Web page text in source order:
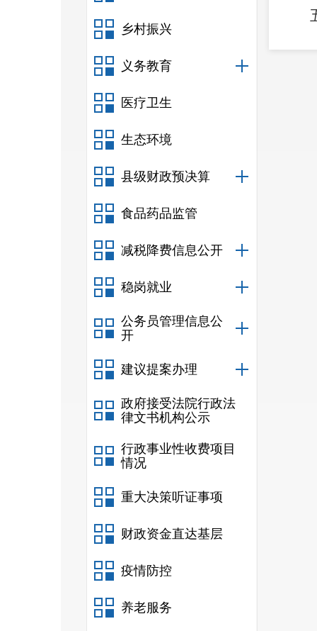
乡村振兴
义务教育
医疗卫生
生态环境
县级财政预决算
食品药品监管
减税降费信息公开
稳岗就业
公务员管理信息公
开
建议提案办理
政府接受法院行政法
律文书机构公示
行政事业性收费项目
情况
重大决策听证事项
财政资金直达基层
疫情防控
养老服务